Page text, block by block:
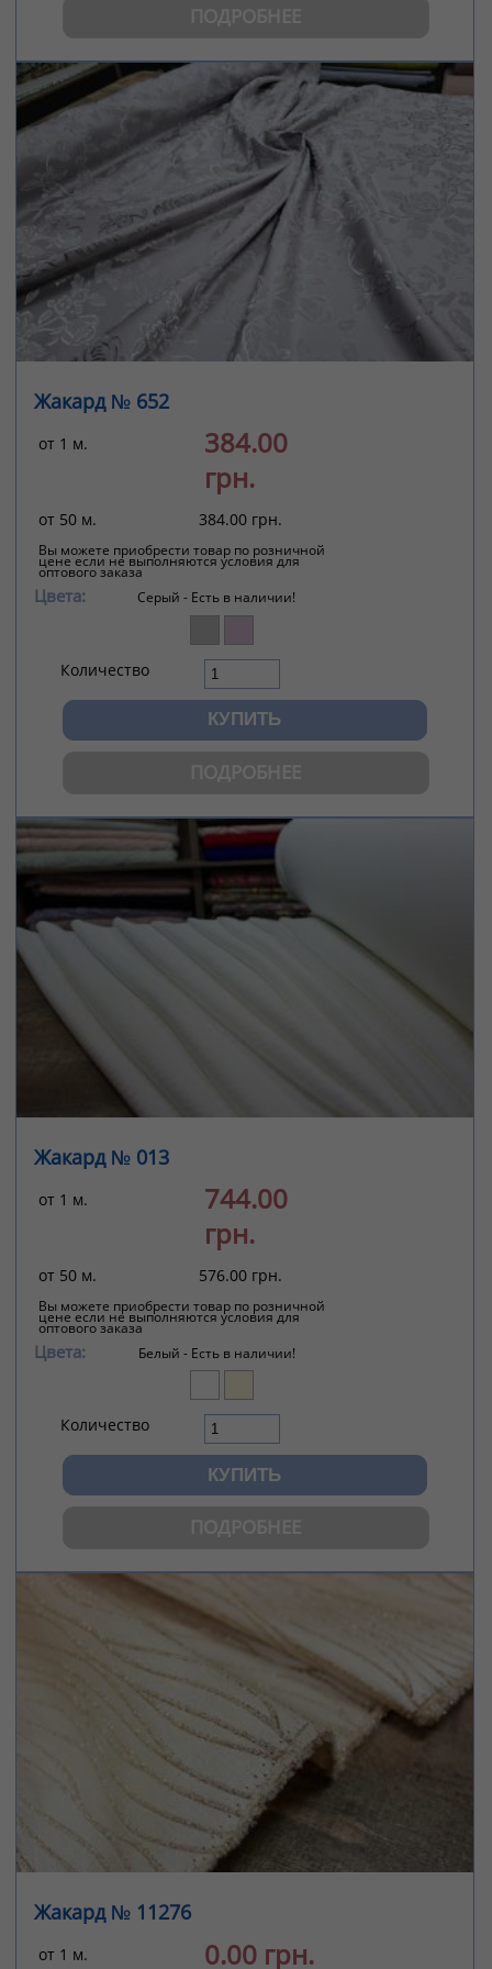
Жакард № 652
от 1 м.
384.00
грн.
от 50 м. 384.00 грн.
Вы можете приобрести товар по розничной
цене если не выполняются условия для
оптового заказа
Цвета: Серый - Есть в наличии!
Количество
Жакард № 013
от 1 м.
744.00
грн.
от 50 м. 576.00 грн.
Вы можете приобрести товар по розничной
цене если не выполняются условия для
оптового заказа
Цвета: Белый - Есть в наличии!
Количество
Жакард № 11276
от 1 м. 0.00 грн.